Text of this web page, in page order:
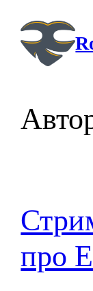
содержимому
про